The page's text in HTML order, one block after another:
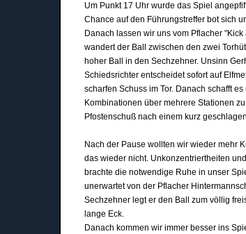
Um Punkt 17 Uhr wurde das Spiel
Chance auf den Führungstreffer bot sich
Danach lassen wir uns vom Pflacher
wandert der Ball zwischen den zwei
hoher Ball in den Sechzehner. Unsinn
Schiedsrichter entscheidet sofort auf
scharfen Schuss im Tor. Danach schafft
Kombinationen über mehrere Stationen
Pfostenschuß nach einem kurz
Nach der Pause wollten wir wieder mehr
das wieder nicht. Unkonzentriertheiten
brachte die notwendige Ruhe in unser
unerwartet von der Pflacher
Sechzehner legt er den Ball zum völlig
lange Eck.
Danach kommen wir immer besser ins